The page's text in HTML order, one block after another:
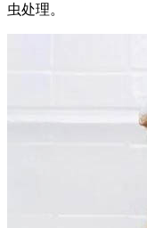
虫处理。